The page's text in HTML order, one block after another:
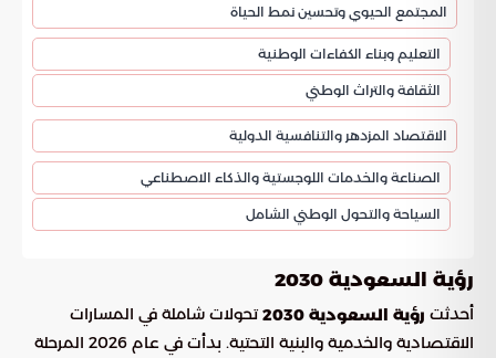
المجتمع الحيوي وتحسين نمط الحياة
التعليم وبناء الكفاءات الوطنية
الثقافة والتراث الوطني
الاقتصاد المزدهر والتنافسية الدولية
الصناعة والخدمات اللوجستية والذكاء الاصطناعي
السياحة والتحول الوطني الشامل
رؤية السعودية 2030
أحدثت رؤية السعودية 2030
تحولات شاملة في المسارات
الاقتصادية والخدمية والبنية التحتية. بدأت في عام 2026 المرحلة